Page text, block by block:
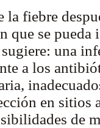
la fiebre
que se
una
a los
en sitios
de